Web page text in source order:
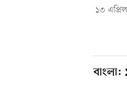
১৩
বাংলা: